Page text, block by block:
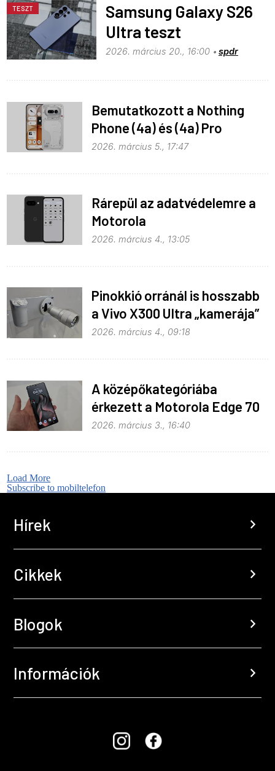
TESZT
Samsung Galaxy S26
Ultra teszt
2026. március 20., 16:00 spdr
Bemutatkozott a Nothing
Phone (4a) és (4a) Pro
2026. március 5., 17:47
Rárepül az adatvédelemre a
Motorola
2026. március 4., 13:05
Pinokkió orránál is hosszabb
a Vivo X300 Ultra „kamerája”
2026. március 4., 09:18
A középőkategóriába
érkezett a Motorola Edge 70
Fusion
2026. március 3., 16:40
Load More
Subscribe to mobiltelefon
Hírek chevron_right
Cikkek chevron_right
Blogok chevron_right
Információk chevron_right